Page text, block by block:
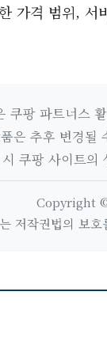
가격 범위, 서
쿠팡 파트너스
은 추후 변경될
쿠팡 사이트의
Copyright
저작권법의 보